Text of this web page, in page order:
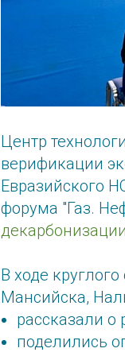
Центр
верификации
Евразийского
форума "Газ.
В ходе
Мансийска,
рассказали о
поделились